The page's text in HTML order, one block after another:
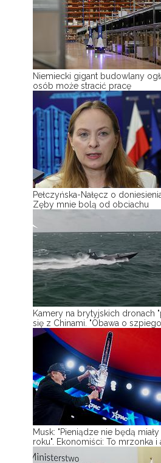
Niemiecki gigant budowlany
osób może stracić pracę
Pełczyńska-Nałęcz o
Zęby mnie bolą od obciachu
Kamery na brytyjskich dronach
się z Chinami. "Obawa o
Musk: "Pieniądze nie będą
roku". Ekonomiści: To mrzonka i